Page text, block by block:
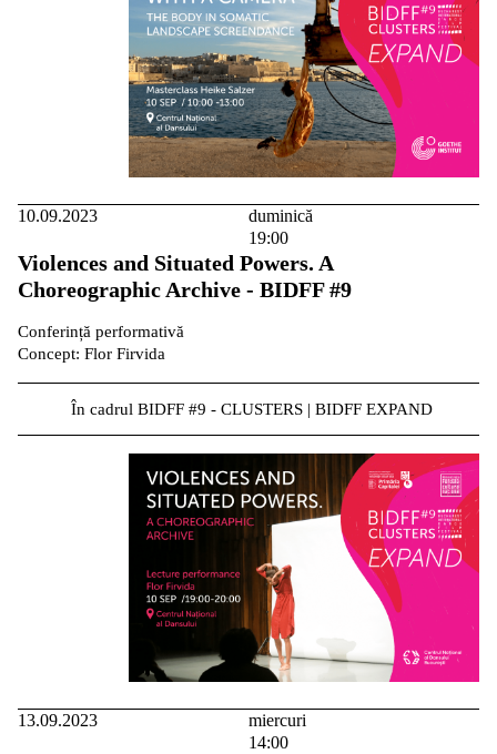
10.09.2023
duminică
19:00
Violences and Situated Powers. A
Choreographic Archive - BIDFF #9
Conferință performativă
Concept: Flor Firvida
În cadrul BIDFF #9 - CLUSTERS | BIDFF EXPAND
13.09.2023
miercuri
14:00